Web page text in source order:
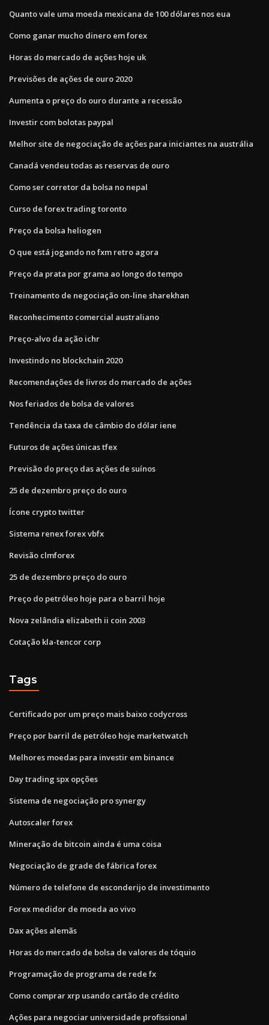
Quanto vale uma moeda mexicana de 100 dólares nos eua
Como ganar mucho dinero em forex
Horas do mercado de ações hoje uk
Previsões de ações de ouro 2020
Aumenta o preço do ouro durante a recessão
Investir com bolotas paypal
Melhor site de negociação de ações para iniciantes na austrália
Canadá vendeu todas as reservas de ouro
Como ser corretor da bolsa no nepal
Curso de forex trading toronto
Preço da bolsa heliogen
O que está jogando no fxm retro agora
Preço da prata por grama ao longo do tempo
Treinamento de negociação on-line sharekhan
Reconhecimento comercial australiano
Preço-alvo da ação ichr
Investindo no blockchain 2020
Recomendações de livros do mercado de ações
Nos feriados de bolsa de valores
Tendência da taxa de câmbio do dólar iene
Futuros de ações únicas tfex
Previsão do preço das ações de suínos
25 de dezembro preço do ouro
Ícone crypto twitter
Sistema renex forex vbfx
Revisão clmforex
25 de dezembro preço do ouro
Preço do petróleo hoje para o barril hoje
Nova zelândia elizabeth ii coin 2003
Cotação kla-tencor corp
Tags
Certificado por um preço mais baixo codycross
Preço por barril de petróleo hoje marketwatch
Melhores moedas para investir em binance
Day trading spx opções
Sistema de negociação pro synergy
Autoscaler forex
Mineração de bitcoin ainda é uma coisa
Negociação de grade de fábrica forex
Número de telefone de esconderijo de investimento
Forex medidor de moeda ao vivo
Dax ações alemãs
Horas do mercado de bolsa de valores de tóquio
Programação de programa de rede fx
Como comprar xrp usando cartão de crédito
Ações para negociar universidade profissional